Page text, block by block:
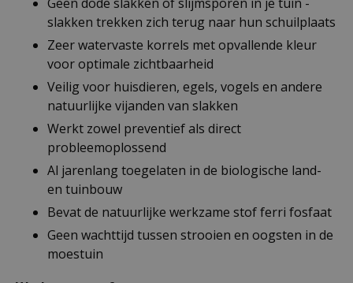
slakken trekken zich terug naar hun schuilplaats
Zeer watervaste korrels met opvallende kleur
voor optimale zichtbaarheid
Veilig voor huisdieren, egels, vogels en andere
natuurlijke vijanden van slakken
Werkt zowel preventief als direct
probleemoplossend
Al jarenlang toegelaten in de biologische land-
en tuinbouw
Bevat de natuurlijke werkzame stof ferri fosfaat
Geen wachttijd tussen strooien en oogsten in de
moestuin